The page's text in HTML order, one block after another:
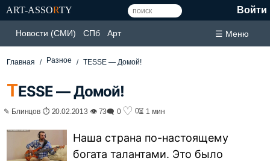
ART-ASSORTY Войти
Новости (СМИ) СПб Арт ☰ Меню
Главная Разное TESSE — Домой!
TESSE — Домой!
✎ Блинцов ⏱ 20.02.2013 👁 73🗨 0 ♡ 0⏳ 1 мин
Наша страна по-настоящему
богата талантами. Это было